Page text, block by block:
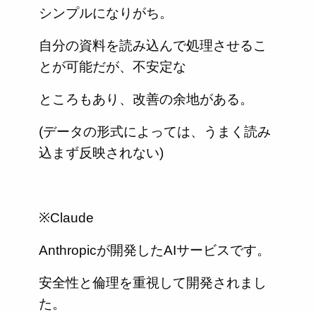
シンプルになりがち。
自分の資料を読み込んで処理させるこ
とが可能だが、不安定な
ところもあり、改善の余地がある。
(データの形式によっては、うまく読み
込まず反映されない)
※Claude
Anthropicが開発したAIサービスです。
安全性と倫理を重視して開発されまし
た。